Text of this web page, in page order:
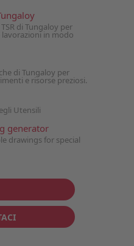
di Tungaloy per
in modo
di Tungaloy per
e risorse preziosi.
Utensili
generator
drawings for special